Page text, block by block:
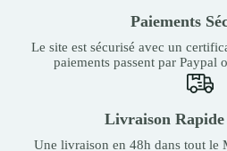
Paiements
Le site est sécurisé avec un
paiements passent par Paypal
Livraison
Une livraison en 48h dans tout le